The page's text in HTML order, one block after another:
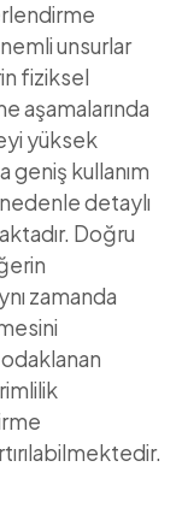
unsurlar
fiziksel
aşamalarında
yüksek
geniş kullanım
detaylı
Doğru
zamanda